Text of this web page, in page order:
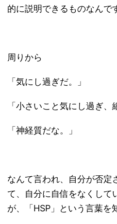
的に説明できるものなんで
周りから
「気にし過ぎだ。」
「小さいこと気にし過ぎ、
「神経質だな。」
なんて言われ、自分が否定
て、自分に自信をなくして
が、「HSP」という言葉を